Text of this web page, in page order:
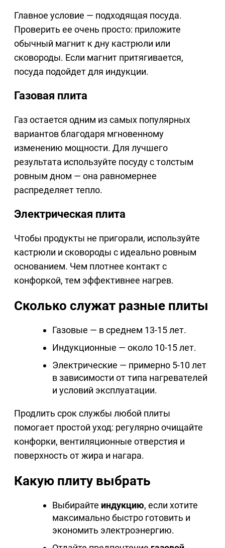
Главное условие — подходящая посуда.
Проверить ее очень просто: приложите
обычный магнит к дну кастрюли или
сковороды. Если магнит притягивается,
посуда подойдет для индукции.
Газовая плита
Газ остается одним из самых популярных
вариантов благодаря мгновенному
изменению мощности. Для лучшего
результата используйте посуду с толстым
ровным дном — она равномернее
распределяет тепло.
Электрическая плита
Чтобы продукты не пригорали, используйте
кастрюли и сковороды с идеально ровным
основанием. Чем плотнее контакт с
конфоркой, тем эффективнее нагрев.
Сколько служат разные плиты
Газовые — в среднем 13-15 лет.
Индукционные — около 10-15 лет.
Электрические — примерно 5-10 лет
в зависимости от типа нагревателей
и условий эксплуатации.
Продлить срок службы любой плиты
помогает простой уход: регулярно очищайте
конфорки, вентиляционные отверстия и
поверхность от жира и нагара.
Какую плиту выбрать
Выбирайте индукцию, если хотите
максимально быстро готовить и
экономить электроэнергию.